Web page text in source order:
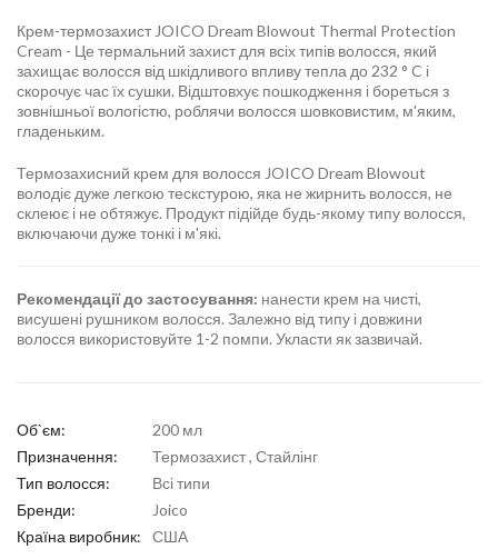
Крем-термозахист JOICO Dream Blowout Thermal Protection
Cream - Це термальний захист для всіх типів волосся, який
захищає волосся від шкідливого впливу тепла до 232 ° C і
скорочує час їх сушки. Відштовхує пошкодження і бореться з
зовнішньої вологістю, роблячи волосся шовковистим, м'яким,
гладеньким.
Термозахисний крем для волосся JOICO Dream Blowout
володіє дуже легкою тескстурою, яка не жирнить волосся, не
склеює і не обтяжує. Продукт підійде будь-якому типу волосся,
включаючи дуже тонкі і м'які.
Рекомендації до застосування: нанести крем на чисті,
висушені рушником волосся. Залежно від типу і довжини
волосся використовуйте 1-2 помпи. Укласти як зазвичай.
Об`єм:
200 мл
Призначення:
Термозахист , Стайлінг
Тип волосся:
Всі типи
Бренди:
Joico
Країна виробник:
США